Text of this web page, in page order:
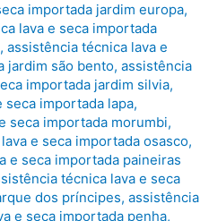
importada jardim europa,
lava e seca importada
, assistência técnica lava e
jardim são bento, assistência
importada jardim silvia,
seca importada lapa,
seca importada morumbi,
e seca importada osasco,
e seca importada paineiras
técnica lava e seca
dos príncipes, assistência
e seca importada penha,